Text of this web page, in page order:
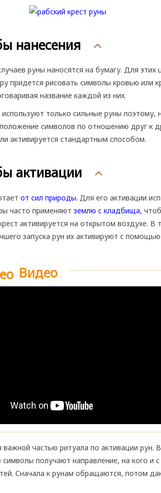
нанесения
руны наносятся на бумагу. Для
придется рисовать символы кровью или
название каждой из них.
только сильные руны поэтому,
символов по отношению друг к
активируется стандартным способом.
активации
от сил природы. Для его активации
часто применяют землю с кладбища,
активируется на открытом воздухе. В
запуска рун их активируют с
Видео
важной частью ритуала по активации рун.
символы получают направление, на кого и
Сначала к рунам обращаются, потом